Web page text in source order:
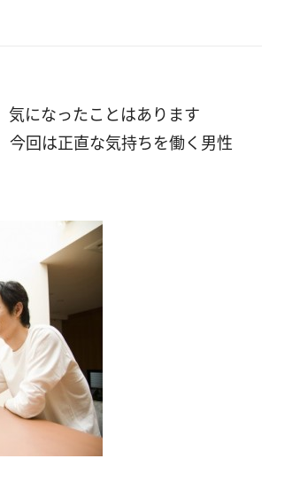
気になったことはあります
回は正直な気持ちを働く男性